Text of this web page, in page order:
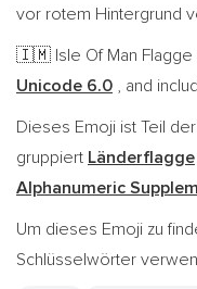
vor rotem Hintergrund
🇮🇲 Isle Of Man
Unicode 6.0 , and
Dieses Emoji ist Teil der
gruppiert Länderflagge
Alphanumeric
Um dieses Emoji zu
Schlüsselwörter